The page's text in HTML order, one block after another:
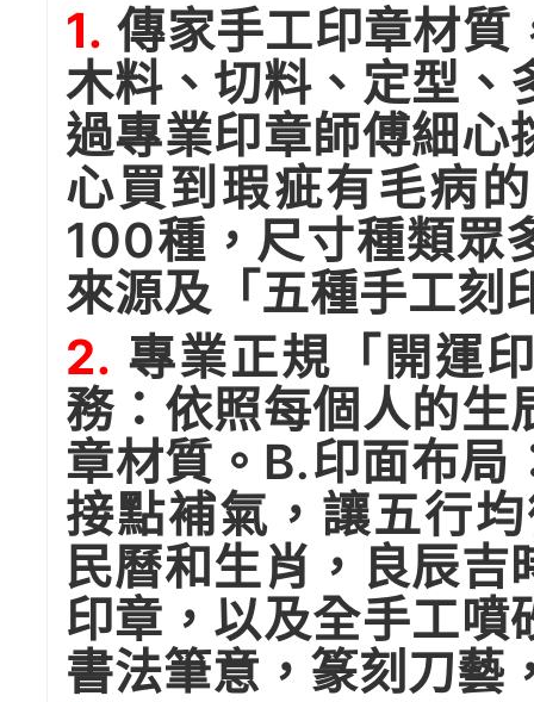
1. 傳家手工印章材質
木料、切料、定型、
過專業印章師傅細心
心買到瑕疵有毛病
100種，尺寸種類眾
來源及「五種手工刻
2. 專業正規「開運
務：依照每個人的生
章材質。B.印面布局
接點補氣，讓五行
民曆和生肖，良辰吉
印章，以及全手工噴
書法筆意，篆刻刀藝